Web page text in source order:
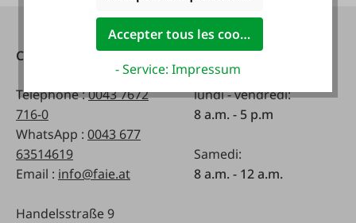
Contact
Téléphone :0043 7672
716-0
WhatsApp : 0043 677
63514619
Email : info@faie.at
Handelsstraße 9
Heures d'ouverture:
lundi - vendredi:
8 a.m. - 5 p.m
Samedi:
8 a.m. - 12 a.m.
Accepter tous les cookies
- Service: Impressum